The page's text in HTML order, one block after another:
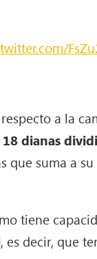
a la
dianas
que suma a
tiene
, es decir, que